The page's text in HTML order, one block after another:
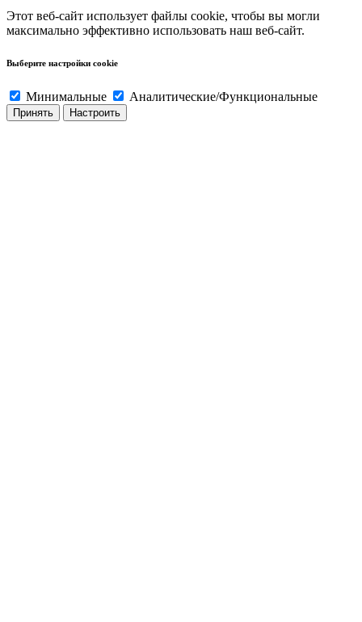
Этот веб-сайт использует файлы cookie, чтобы вы могли
максимально эффективно использовать наш веб-сайт.
Выберите настройки cookie
Минимальные Аналитические/Функциональные
Принять Настроить